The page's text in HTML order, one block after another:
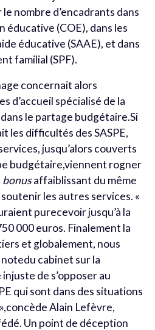
nombre d’encadrants dans
éducative (COE), dans les
éducative (SAAE), et dans
familial (SPF).
concernait alors
d’accueil spécialisé de la
le partage budgétaire.Si
les difficultés des SASPE,
jusqu’alors couverts
budgétaire,viennent rogner
bonusaffaiblissant du même
les autres services. «
purecevoir jusqu’à la
000 euros. Finalement la
et globalement, nous
cabinet sur la
de s’opposer au
qui sont dans des situations
Alain Lefèvre,
Un point de déception